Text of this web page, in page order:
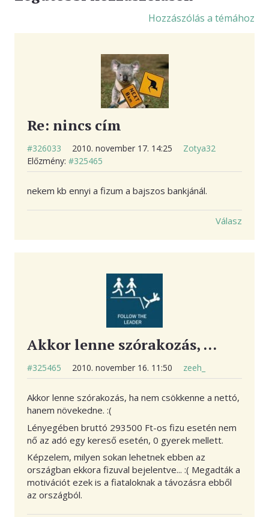
Hozzászólás a témához
Re: nincs cím
#326033 2010. november 17. 14:25
Zotya32
Előzmény: #325465
nekem kb ennyi a fizum a bajszos bankjánál.
Válasz
Akkor lenne szórakozás, …
#325465 2010. november 16. 11:50 zeeh_
Akkor lenne szórakozás, ha nem csökkenne a nettó,
hanem növekedne. :(
Lényegében bruttó 293500 Ft-os fizu esetén nem
nő az adó egy kereső esetén, 0 gyerek mellett.
Képzelem, milyen sokan lehetnek ebben az
országban ekkora fizuval bejelentve... :( Megadták a
motivációt ezek is a fiataloknak a távozásra ebből
az országból.